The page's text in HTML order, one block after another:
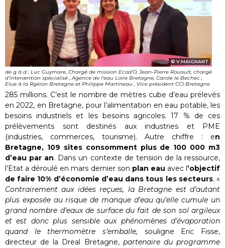
V.MAIGNANT
de g à d : Luc Guymare, Chargé de mission Ecod'O, Jean-Pierre Rouault, chargé
d'intervention spécialisé , Agence de l'eau Loire Bretagne, Carole le Bechec ,
Elue à la Rgéion Bretagne et Philippe Martineau , Vice président CCI Bretagne
285 millions. C’est le nombre de mètres cube d’eau prélevés
en 2022, en Bretagne, pour l’alimentation en eau potable, les
besoins industriels et les besoins agricoles. 17 % de ces
prélèvements sont destinés aux industries et PME
(industries, commerces, tourisme). Autre chiffre : en
Bretagne, 109 sites consomment plus de 100 000 m3
d’eau par an. Dans un contexte de tension de la ressource,
l’Etat a déroulé en mars dernier son plan eau avec l’objectif
de faire 10% d’économie d’eau dans tous les secteurs. «
Contrairement aux idées reçues, la Bretagne est d’autant
plus exposée au risque de manque d’eau qu’elle cumule un
grand nombre d’eaux de surface du fait de son sol argileux
et est donc plus sensible aux phénomènes d’évaporation
quand le thermomètre s’emballe, souligne Eric Fisse,
directeur de la Dreal Bretagne,partenaire du programme